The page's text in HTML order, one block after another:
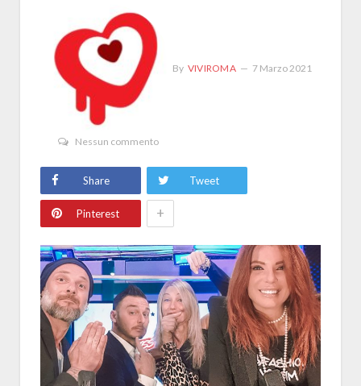
By VIVIROMA 7 Marzo 2021
Nessun commento
Share Tweet
Pinterest +